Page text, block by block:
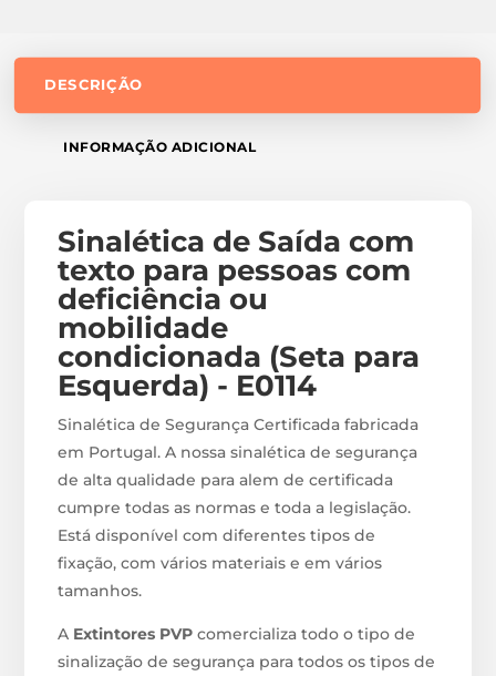
DESCRIÇÃO
INFORMAÇÃO ADICIONAL
Sinalética de Saída com
texto para pessoas com
deficiência ou
mobilidade
condicionada (Seta para
Esquerda) - E0114
Sinalética de Segurança Certificada fabricada
em Portugal. A nossa sinalética de segurança
de alta qualidade para alem de certificada
cumpre todas as normas e toda a legislação.
Está disponível com diferentes tipos de
fixação, com vários materiais e em vários
tamanhos.
A Extintores PVP comercializa todo o tipo de
sinalização de segurança para todos os tipos de